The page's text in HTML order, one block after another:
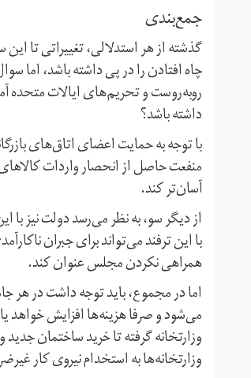
جمع‌بندی
گذشته از هر استدلالی، تغییراتی تا
چاه افتادن را در پی داشته باشد،
روبه‌روست و تحریم‌های ایالات متحده
داشته باشد؟
با توجه به حمایت اعضای اتاق‌های
منفعت حاصل از انحصار واردات
آسان‌تر کند.
از دیگر سو، به نظر می‌رسد دولت نیز با
با این ترفند می‌تواند برای جبران
همراهی نکردن مجلس عنوان کند.
اما در مجموع، باید توجه داشت در هر
می‌شود و صرفا هزینه‌ها افزایش خواهد
وزارتخانه‌ گرفته تا خرید ساختمان
وزارتخانه‌ها به استخدام نیروی کار